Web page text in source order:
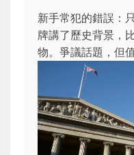
新手常犯的錯誤：
牌講了歷史背景，
物。爭議話題，但